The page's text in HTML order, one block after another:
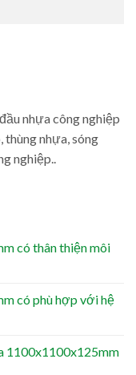
nhựa công nghiệp
thùng nhựa, sóng
nghiệp..
có thân thiện môi
có phù hợp với hệ
1100x1100x125mm